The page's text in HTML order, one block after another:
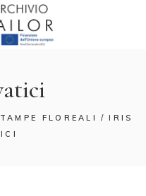
FLOREALI
IRIS